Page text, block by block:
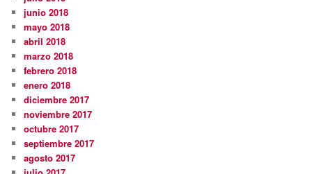
junio 2018
mayo 2018
abril 2018
marzo 2018
febrero 2018
enero 2018
diciembre 2017
noviembre 2017
octubre 2017
septiembre 2017
agosto 2017